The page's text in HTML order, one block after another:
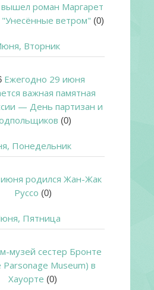
роман Маргарет
ветром" (0)
Вторник
Ежегодно 29 июня
важная памятная
— День партизан и
(0)
Понедельник
родился Жан-Жак
Руссо (0)
Пятница
музей сестер Бронте
Museum) в
Хауорте (0)